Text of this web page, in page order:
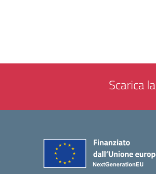
Scarica